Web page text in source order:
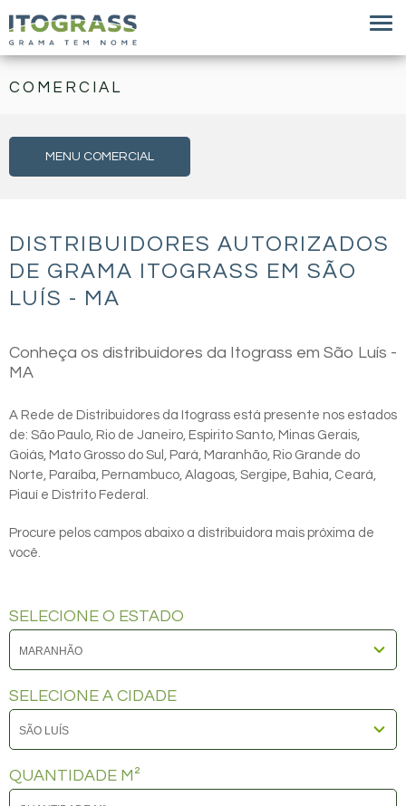
COMERCIAL
MENU COMERCIAL
DISTRIBUIDORES AUTORIZADOS
DE GRAMA ITOGRASS EM SÃO
LUÍS - MA
Conheça os distribuidores da Itograss em São Luís -
MA
A Rede de Distribuidores da Itograss está presente nos estados
de: São Paulo, Rio de Janeiro, Espirito Santo, Minas Gerais,
Goiás, Mato Grosso do Sul, Pará, Maranhão, Rio Grande do
Norte, Paraíba, Pernambuco, Alagoas, Sergipe, Bahia, Ceará,
Piauí e Distrito Federal.
Procure pelos campos abaixo a distribuidora mais próxima de
você.
SELECIONE O ESTADO
SELECIONE A CIDADE
QUANTIDADE M²